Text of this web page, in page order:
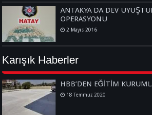
ANTAKYA DA DEV
OPERASYONU
2 Mayıs 2016
Karışık Haberler
HBB’DEN EĞİTİM
18 Temmuz 2020